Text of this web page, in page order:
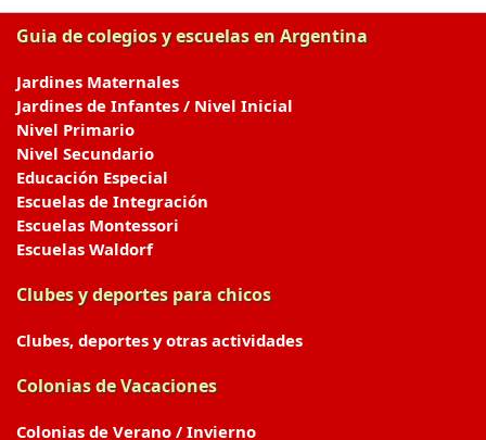
Guia de colegios y escuelas en Argentina
Jardines Maternales
Jardines de Infantes / Nivel Inicial
Nivel Primario
Nivel Secundario
Educación Especial
Escuelas de Integración
Escuelas Montessori
Escuelas Waldorf
Clubes y deportes para chicos
Clubes, deportes y otras actividades
Colonias de Vacaciones
Colonias de Verano / Invierno